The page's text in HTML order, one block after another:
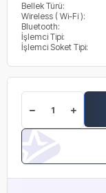
Bellek Türü:
Wireless ( Wi-Fi ):
Bluetooth:
İşlemci Tipi:
İşlemci Soket Tipi: